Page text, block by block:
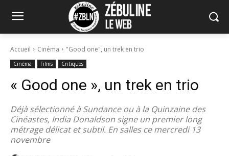
Accueil Cinéma "Good one", un trek en trio
Cinéma Films Critiques
« Good one », un trek en trio
Déjà sélectionné à Sundance ou à la Quinzaine des
Cinéastes, India Donaldson signe un premier long
métrage délicat et subtil. En salles ce mercredi 13
novembre